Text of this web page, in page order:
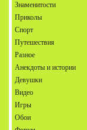
Знаменитости
Приколы
Спорт
Путешествия
Разное
Анекдоты и истории
Девушки
Видео
Игры
Обои